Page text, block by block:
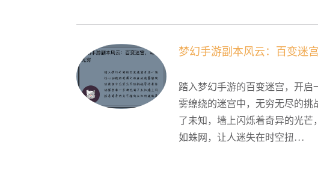
梦幻手游副本风云：百变迷
踏入梦幻手游的百变迷宫，开
雾缭绕的迷宫中，无穷无尽的
了未知，墙上闪烁着奇异的光
如蛛网，让人迷失在时空扭...